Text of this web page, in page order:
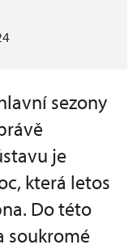
sezony
je
která letos
Do této
soukromé